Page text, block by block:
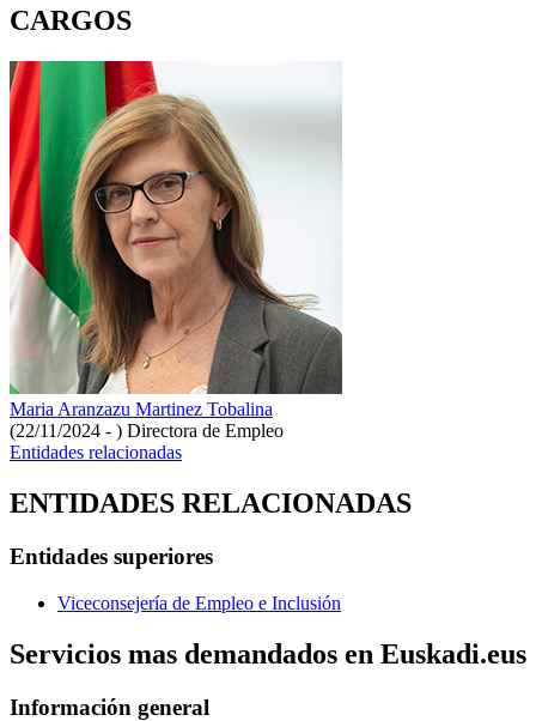
CARGOS
Maria Aranzazu Martinez Tobalina
(22/11/2024 - ) Directora de Empleo
Entidades relacionadas
ENTIDADES RELACIONADAS
Entidades superiores
Viceconsejería de Empleo e Inclusión
Servicios mas demandados en Euskadi.eus
Información general